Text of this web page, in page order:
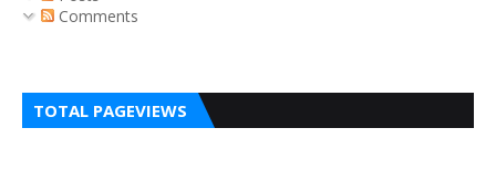
Comments
TOTAL PAGEVIEWS